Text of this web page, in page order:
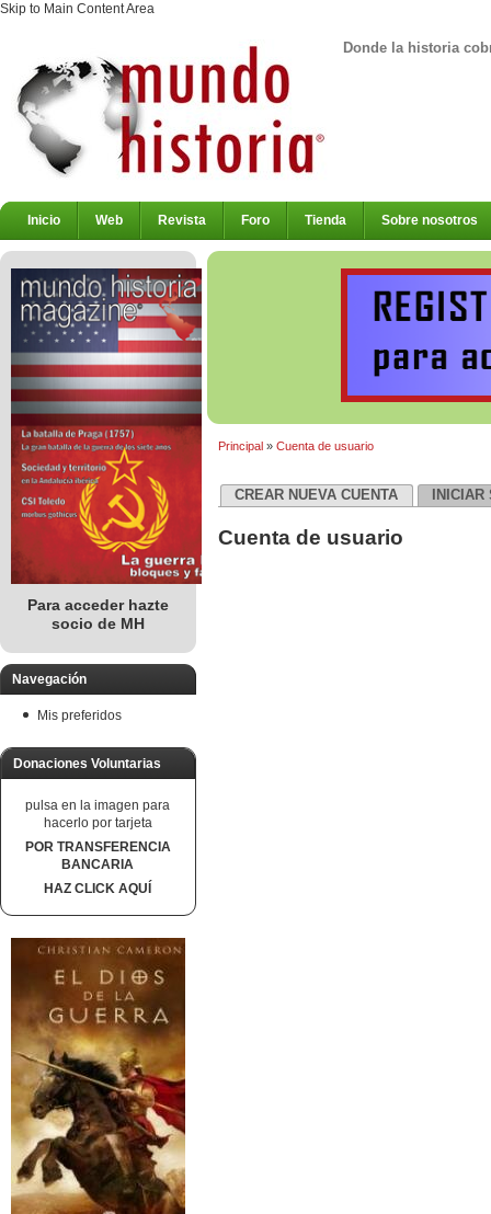
Skip to Main Content Area
Donde la historia
Inicio Web Revista Foro Tienda Sobre nosotros
Para acceder hazte
socio de MH
Navegación
Mis preferidos
Donaciones Voluntarias
pulsa en la imagen para
hacerlo por tarjeta
POR TRANSFERENCIA
BANCARIA
HAZ CLICK AQUÍ
Principal» Cuenta de usuario
CREAR NUEVA CUENTA
Cuenta de usuario